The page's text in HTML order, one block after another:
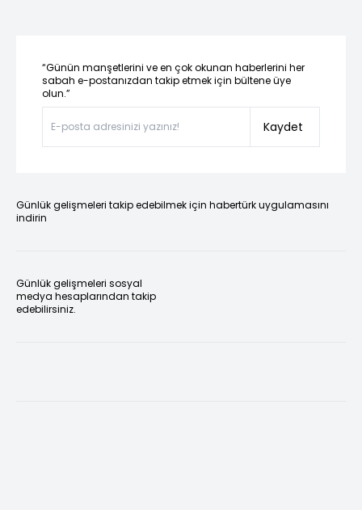
“Günün manşetlerini ve en çok okunan haberlerini her
sabah e-postanızdan takip etmek için bültene üye
olun.”
Kaydet
Günlük gelişmeleri takip edebilmek için habertürk uygulamasını
indirin
Günlük gelişmeleri sosyal
medya hesaplarından takip
edebilirsiniz.